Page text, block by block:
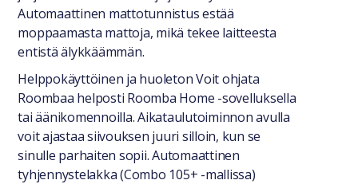
Automaattinen mattotunnistus estää
moppaamasta mattoja, mikä tekee laitteesta
entistä älykkäämmän.
Helppokäyttöinen ja huoleton Voit ohjata
Roombaa helposti Roomba Home -sovelluksella
tai äänikomennoilla. Aikataulutoiminnon avulla
voit ajastaa siivouksen juuri silloin, kun se
sinulle parhaiten sopii. Automaattinen
tyhjennystelakka (Combo 105+ -mallissa)